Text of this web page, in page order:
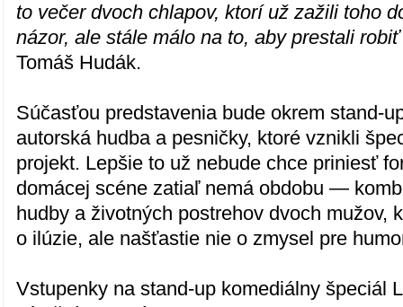
to večer dvoch chlapov, ktorí už zažili toho
názor, ale stále málo na to, aby prestali
Tomáš Hudák.
Súčasťou predstavenia bude okrem stand-
autorská hudba a pesničky, ktoré vznikli
projekt. Lepšie to už nebude chce priniesť
domácej scéne zatiaľ nemá obdobu —
hudby a životných postrehov dvoch mužov,
o ilúzie, ale našťastie nie o zmysel pre
Vstupenky na stand-up komediálny špeciál